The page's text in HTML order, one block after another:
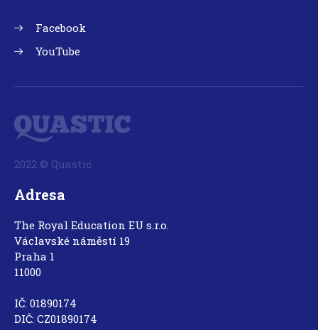
Facebook
YouTube
2022 © Quastic
Adresa
The Royal Education EU s.r.o.
Václavské náměstí 19
Praha 1
11000
IČ: 01890174
DIČ: CZ01890174